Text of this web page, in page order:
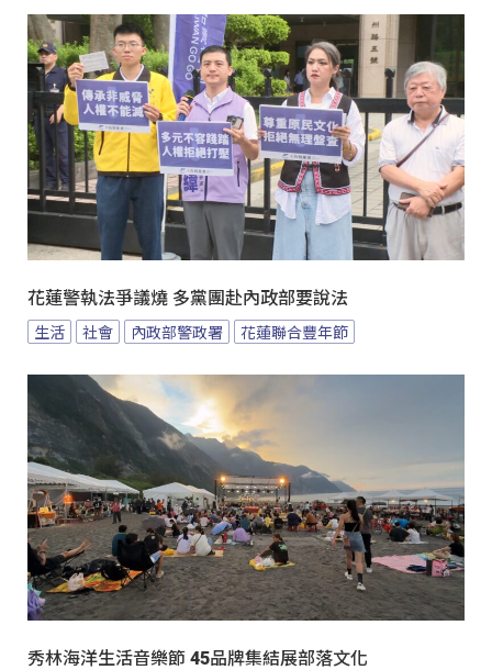
花蓮警執法爭議燒 多黨團赴內政部要說法
生活 社會 內政部警政署 花蓮聯合豐年節
秀林海洋生活音樂節 45品牌集結展部落文化